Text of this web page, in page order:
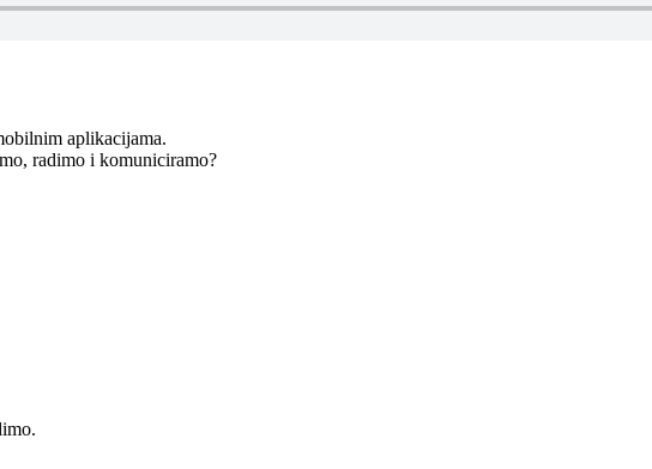
aplikacijama.
radimo i komuniciramo?